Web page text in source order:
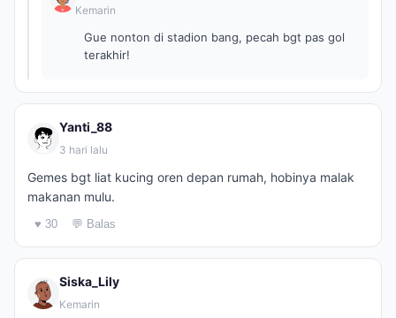
Kemarin
Gue nonton di stadion bang, pecah bgt pas gol
terakhir!
Yanti_88
3 hari lalu
Gemes bgt liat kucing oren depan rumah, hobinya malak
makanan mulu.
♥ 30 💬 Balas
Siska_Lily
Kemarin